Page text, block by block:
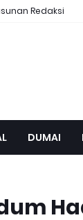
Redaksi
DUMAI